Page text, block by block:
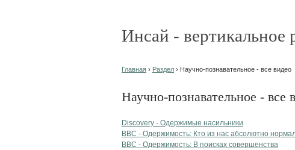
Инсай - вертикальное
Главная › Раздел › Научно-познавательное - все видео
Научно-познавательное - все
Discovery - Одержимые насильники
BBC - Одержимость: Кто из нас абсолютно
BBC - Одержимость: В поисках совершенства